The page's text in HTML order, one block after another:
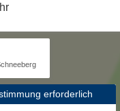
erforderlich